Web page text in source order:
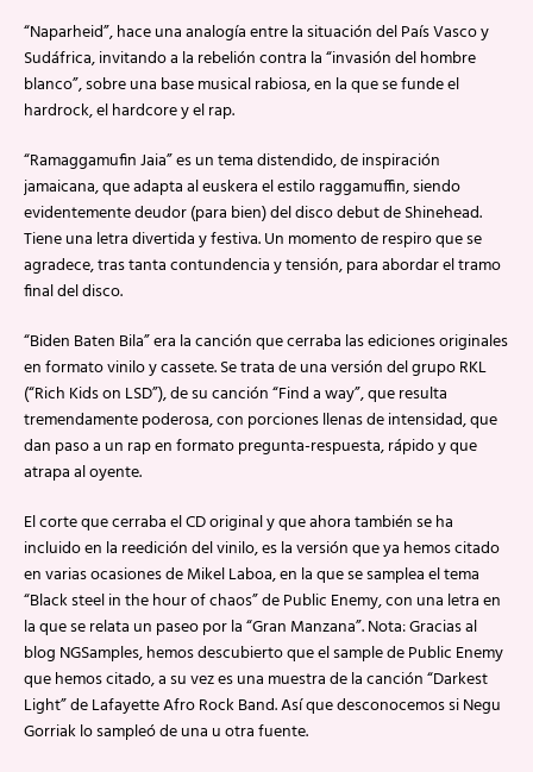
“Naparheid”, hace una analogía entre la situación del País Vasco y
Sudáfrica, invitando a la rebelión contra la “invasión del hombre
blanco”, sobre una base musical rabiosa, en la que se funde el
hardrock, el hardcore y el rap.
“Ramaggamufin Jaia” es un tema distendido, de inspiración
jamaicana, que adapta al euskera el estilo raggamuffin, siendo
evidentemente deudor (para bien) del disco debut de Shinehead.
Tiene una letra divertida y festiva. Un momento de respiro que se
agradece, tras tanta contundencia y tensión, para abordar el tramo
final del disco.
“Biden Baten Bila” era la canción que cerraba las ediciones originales
en formato vinilo y cassete. Se trata de una versión del grupo RKL
(“Rich Kids on LSD”), de su canción “Find a way”, que resulta
tremendamente poderosa, con porciones llenas de intensidad, que
dan paso a un rap en formato pregunta-respuesta, rápido y que
atrapa al oyente.
El corte que cerraba el CD original y que ahora también se ha
incluido en la reedición del vinilo, es la versión que ya hemos citado
en varias ocasiones de Mikel Laboa, en la que se samplea el tema
“Black steel in the hour of chaos” de Public Enemy, con una letra en
la que se relata un paseo por la “Gran Manzana”. Nota: Gracias al
blog NGSamples, hemos descubierto que el sample de Public Enemy
que hemos citado, a su vez es una muestra de la canción “Darkest
Light” de Lafayette Afro Rock Band. Así que desconocemos si Negu
Gorriak lo sampleó de una u otra fuente.